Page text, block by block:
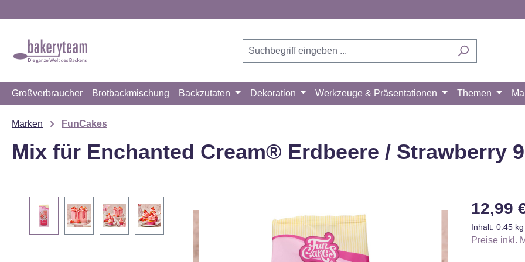
Großverbraucher Brotbackmischung Backzutaten Dekoration Werkzeuge & Präsentationen Themen
Marken FunCakes
Mix für Enchanted Cream® Erdbeere / Strawberry
Bildergalerie überspringen Regulärer
12,99
Inhalt: 0.45 kg
Preise inkl.